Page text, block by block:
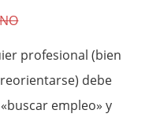
profesional (bien
debe
empleo» y